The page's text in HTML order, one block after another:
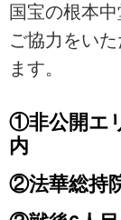
国宝の根本
ご協力をい
ます。
①非公開エ
内
②法華総持